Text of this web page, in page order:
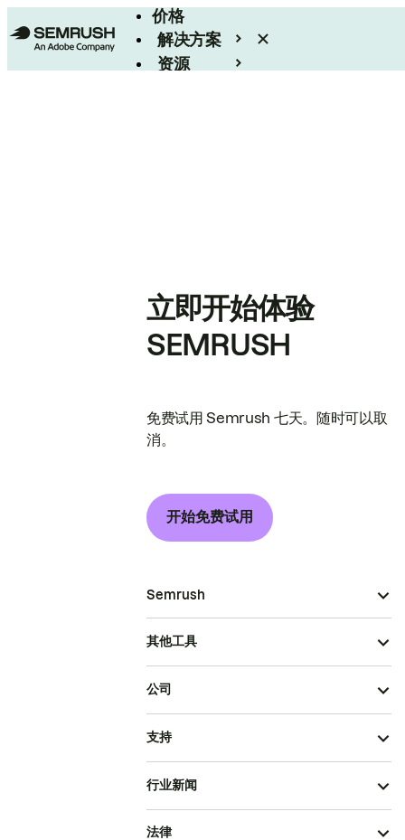
价格
解决方案
资源
立即开始体验
SEMRUSH
免费试用 Semrush 七天。随时可以取
消。
开始免费试用
Semrush
其他工具
公司
支持
行业新闻
法律